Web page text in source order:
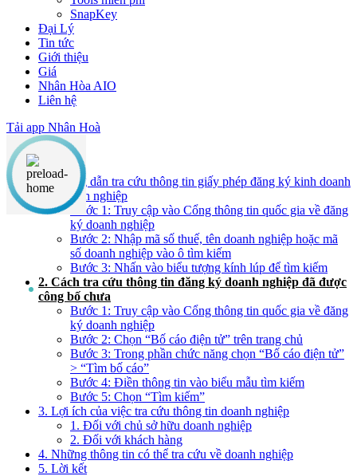
SnapKey
Đại Lý
Tin tức
Giới thiệu
Giá
Nhân Hòa AIO
Liên hệ
Tải app Nhân Hoà
Nội dung chính
1. Hướng dẫn tra cứu thông tin giấy phép đăng ký kinh doanh
của doanh nghiệp
Bước 1: Truy cập vào Cổng thông tin quốc gia về đăng
ký doanh nghiệp
Bước 2: Nhập mã số thuế, tên doanh nghiệp hoặc mã
số doanh nghiệp vào ô tìm kiếm
Bước 3: Nhấn vào biểu tượng kính lúp để tìm kiếm
2. Cách tra cứu thông tin đăng ký doanh nghiệp đã được
công bố chưa
Bước 1: Truy cập vào Cổng thông tin quốc gia về đăng
ký doanh nghiệp
Bước 2: Chọn “Bố cáo điện tử” trên trang chủ
Bước 3: Trong phần chức năng chọn “Bố cáo điện tử”
> “Tìm bố cáo”
Bước 4: Điền thông tin vào biểu mẫu tìm kiếm
Bước 5: Chọn “Tìm kiếm”
3. Lợi ích của việc tra cứu thông tin doanh nghiệp
1. Đối với chủ sở hữu doanh nghiệp
2. Đối với khách hàng
4. Những thông tin có thể tra cứu về doanh nghiệp
5. Lời kết